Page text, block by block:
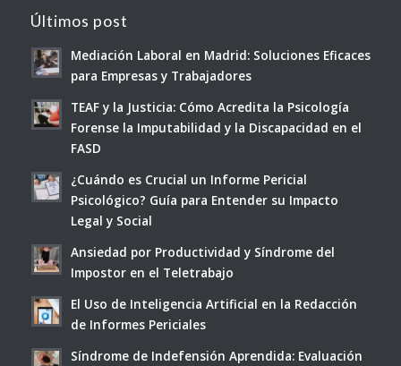
Últimos post
Mediación Laboral en Madrid: Soluciones Eficaces
para Empresas y Trabajadores
TEAF y la Justicia: Cómo Acredita la Psicología
Forense la Imputabilidad y la Discapacidad en el
FASD
¿Cuándo es Crucial un Informe Pericial
Psicológico? Guía para Entender su Impacto
Legal y Social
Ansiedad por Productividad y Síndrome del
Impostor en el Teletrabajo
El Uso de Inteligencia Artificial en la Redacción
de Informes Periciales
Síndrome de Indefensión Aprendida: Evaluación